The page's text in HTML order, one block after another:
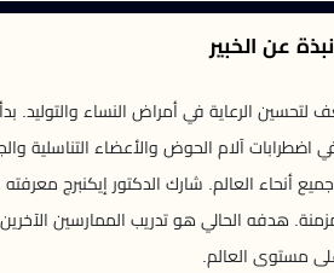
نبذة عن الخبير
آلام الحوض والأعضاء التناسلية
غير الجراحي، نجح في علاج أكثر من 2000 مريض في جميع أنحاء العالم.
هدفه الحالي هو تدريب الممارسين
مستوى العالم.